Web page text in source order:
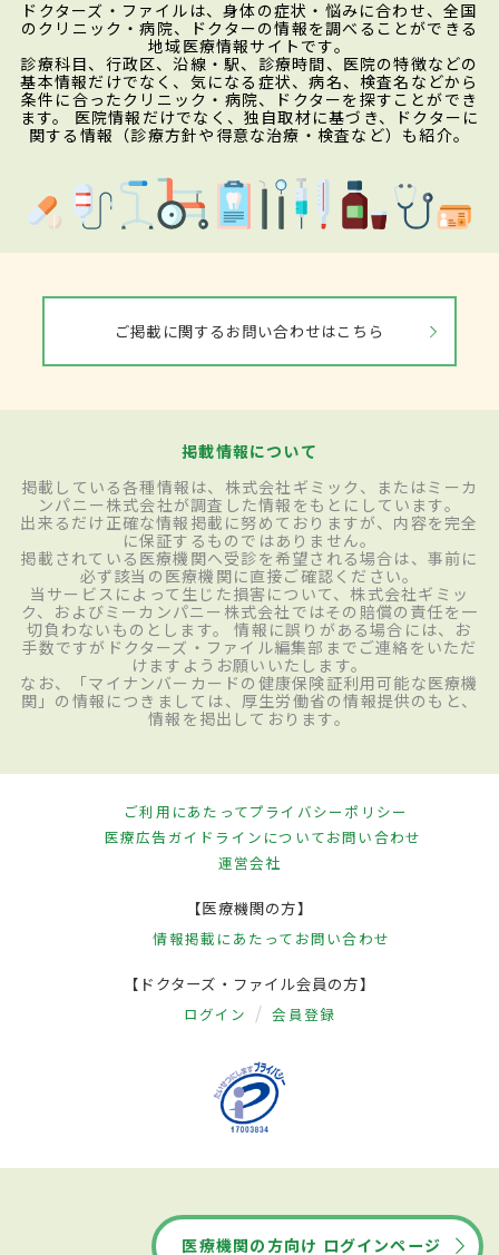
ドクターズ・ファイルは、身体の症状・悩みに合わせ、全国
のクリニック・病院、ドクターの情報を調べることができる
地域医療情報サイトです。
診療科目、行政区、沿線・駅、診療時間、医院の特徴などの
基本情報だけでなく、気になる症状、病名、検査名などから
条件に合ったクリニック・病院、ドクターを探すことができ
ます。 医院情報だけでなく、独自取材に基づき、ドクターに
関する情報（診療方針や得意な治療・検査など）も紹介。
ご掲載に関するお問い合わせはこちら
掲載情報について
掲載している各種情報は、株式会社ギミック、またはミーカ
ンパニー株式会社が調査した情報をもとにしています。
出来るだけ正確な情報掲載に努めておりますが、内容を完全
に保証するものではありません。
掲載されている医療機関へ受診を希望される場合は、事前に
必ず該当の医療機関に直接ご確認ください。
当サービスによって生じた損害について、株式会社ギミッ
ク、およびミーカンパニー株式会社ではその賠償の責任を一
切負わないものとします。 情報に誤りがある場合には、お
手数ですがドクターズ・ファイル編集部までご連絡をいただ
けますようお願いいたします。
なお、「マイナンバーカードの健康保険証利用可能な医療機
関」の情報につきましては、厚生労働省の情報提供のもと、
情報を掲出しております。
ご利用にあたってプライバシーポリシー
医療広告ガイドラインについてお問い合わせ
運営会社
【医療機関の方】
情報掲載にあたって お問い合わせ
【ドクターズ・ファイル会員の方】
ログイン 会員登録
医療機関の方向け ログインページ